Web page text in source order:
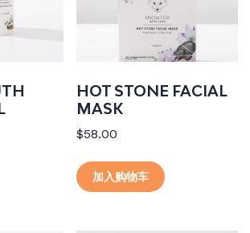
HOT STONE FACIAL
MASK
$58.00
加入购物车